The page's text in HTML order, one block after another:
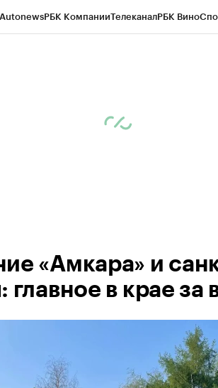
AutonewsРБК КомпанииТелеканалРБК Вино
«Амкара» и
главное в крае за